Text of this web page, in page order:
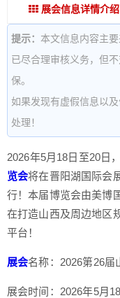
展会信息详情介绍
提示： 本文信息内容主
已尽合理审核义务，但
保。
如果发现有虚假信息以
处理！
2026年5月18日至20日
览会将在晋阳湖国际会
行！本届博览会由美博
在打造山西及周边地区
平台！
展会名称：2026第26届
展会时间：2026年5月